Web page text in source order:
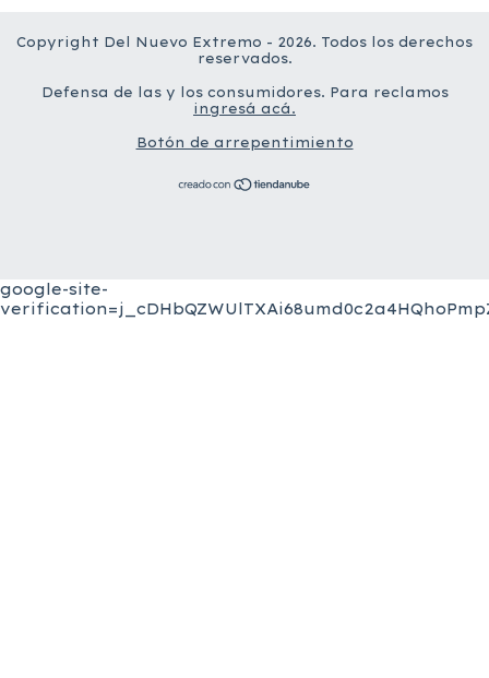
Copyright Del Nuevo Extremo - 2026. Todos los derechos
reservados.
Defensa de las y los consumidores. Para reclamos
ingresá acá.
Botón de arrepentimiento
google-site-